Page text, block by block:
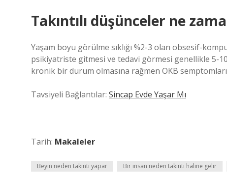
Takıntılı düşünceler ne
Yaşam boyu görülme sıklığı %2-3 olan obsesif-
psikiyatriste gitmesi ve tedavi görmesi genellikle 5-10
kronik bir durum olmasına rağmen OKB
Tavsiyeli Bağlantılar: Sincap Evde Yaşar Mı
Tarih: Makaleler
Beyin neden takıntı yapar Bir insan neden takıntı haline gelir